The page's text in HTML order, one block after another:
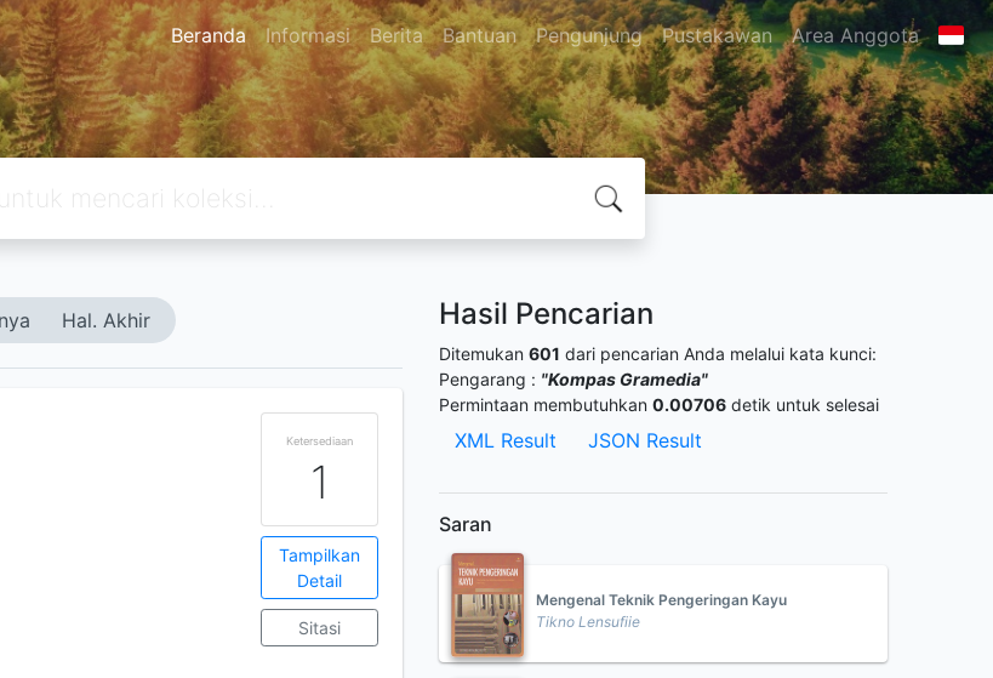
Beranda Informasi Berita Bantuan Pengunjung Pustakawan Area Anggota
Hal. Akhir
Ketersediaan
1
Tampilkan
Detail
Sitasi
Hasil Pencarian
Ditemukan 601 dari pencarian Anda melalui kata kunci:
Pengarang : "Kompas Gramedia"
Permintaan membutuhkan 0.00706 detik untuk selesai
XML Result JSON Result
Saran
Mengenal Teknik Pengeringan Kayu
Tikno Lensufiie